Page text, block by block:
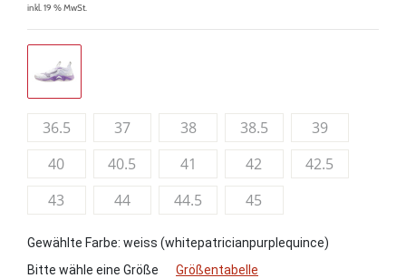
inkl. 19 % MwSt.
36.5 37 38 38.5
39
40
40.5 41 42
42.5
43
44 44.5 45
Gewählte Farbe: weiss (whitepatricianpurplequince)
Bitte wähle eine Größe
Größentabelle